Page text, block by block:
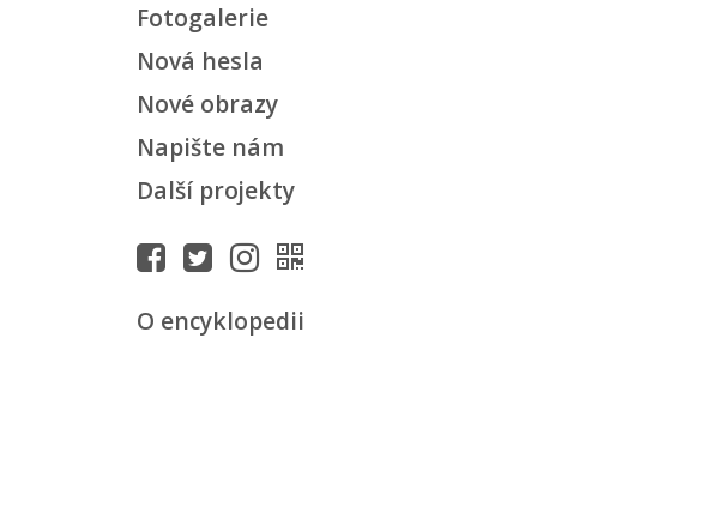
Fotogalerie
Nová hesla
Nové obrazy
Napište nám
Další projekty
O encyklopedii